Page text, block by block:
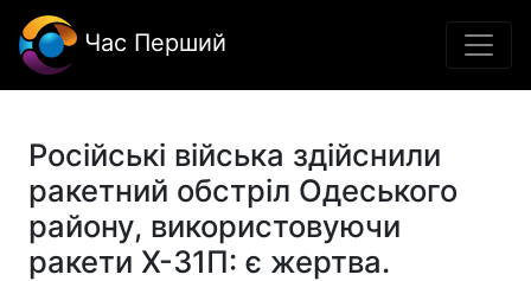
Час Перший
Російські війська здійснили
ракетний обстріл Одеського
району, використовуючи
ракети Х-31П: є жертва.